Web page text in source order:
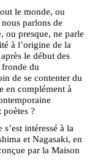
le monde, ou
parlons de
ou presque, ne parle
à l’origine de la
le début des
fronde du
de se contenter du
en complément à
?
s’est intéressé à la
et Nagasaki, en
par la Maison